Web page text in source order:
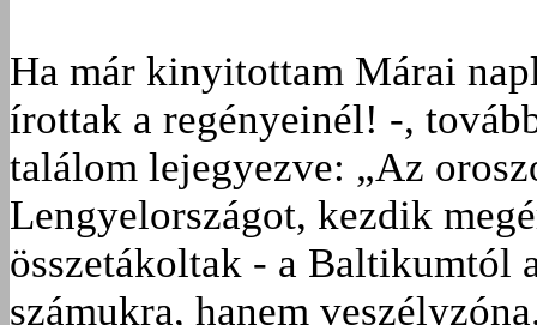
Ha már kinyitottam Márai
írottak a regényeinél! -,
találom lejegyezve: „Az
Lengyelországot, kezdik
összetákoltak - a Baltikumtól
számukra, hanem